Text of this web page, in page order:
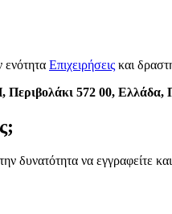
ενότητα Επιχειρήσεις και
Περιβολάκι 572 00, Ελλάδα,
δυνατότητα να εγγραφείτε